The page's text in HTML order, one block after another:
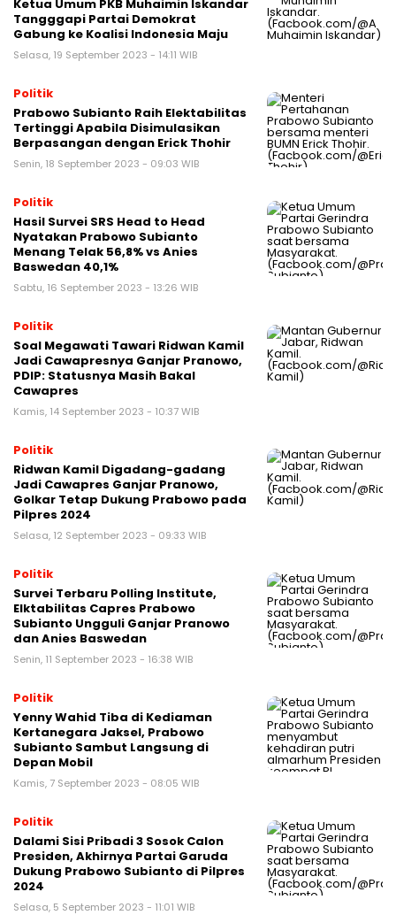
Ketua Umum PKB Muhaimin Iskandar
Tangggapi Partai Demokrat
Gabung ke Koalisi Indonesia Maju
Selasa, 19 September 2023 - 14:11 WIB
Politik
Prabowo Subianto Raih Elektabilitas
Tertinggi Apabila Disimulasikan
Berpasangan dengan Erick Thohir
Senin, 18 September 2023 - 09:03 WIB
Politik
Hasil Survei SRS Head to Head
Nyatakan Prabowo Subianto
Menang Telak 56,8% vs Anies
Baswedan 40,1%
Sabtu, 16 September 2023 - 13:26 WIB
Politik
Soal Megawati Tawari Ridwan Kamil
Jadi Cawapresnya Ganjar Pranowo,
PDIP: Statusnya Masih Bakal
Cawapres
Kamis, 14 September 2023 - 10:37 WIB
Politik
Ridwan Kamil Digadang-gadang
Jadi Cawapres Ganjar Pranowo,
Golkar Tetap Dukung Prabowo pada
Pilpres 2024
Selasa, 12 September 2023 - 09:33 WIB
Politik
Survei Terbaru Polling Institute,
Elktabilitas Capres Prabowo
Subianto Ungguli Ganjar Pranowo
dan Anies Baswedan
Senin, 11 September 2023 - 16:38 WIB
Politik
Yenny Wahid Tiba di Kediaman
Kertanegara Jaksel, Prabowo
Subianto Sambut Langsung di
Depan Mobil
Kamis, 7 September 2023 - 08:05 WIB
Politik
Dalami Sisi Pribadi 3 Sosok Calon
Presiden, Akhirnya Partai Garuda
Dukung Prabowo Subianto di Pilpres
2024
Selasa, 5 September 2023 - 11:01 WIB